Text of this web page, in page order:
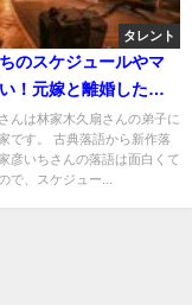
タレント
のスケジュールやマ
！元嫁と離婚した原
なったから？
んは林家木久扇さんの弟子に
です。 古典落語から新作落
彦いちさんの落語は面白くて
で、スケジュー...